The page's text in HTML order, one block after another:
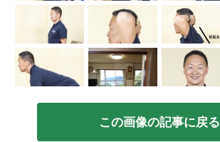
この画像の記事に戻る